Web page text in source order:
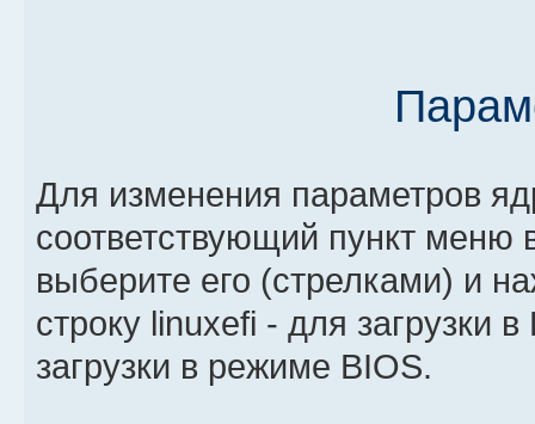
Для изменения параметров
соответствующий пункт
выберите его (стрелками) и
строку linuxefi - для загрузки
загрузки в режиме BIOS.